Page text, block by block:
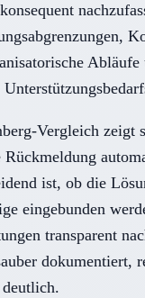
Vergleich zeigt
ist, ob die
eingebunden
transparent
dokumentiert,